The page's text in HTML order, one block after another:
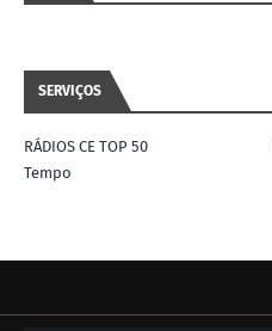
SERVIÇOS
RÁDIOS CE TOP 50
Tempo